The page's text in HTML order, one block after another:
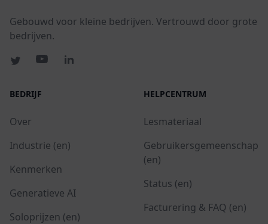
Gebouwd voor kleine bedrijven. Vertrouwd door grote
bedrijven.
BEDRIJF
Over
Industrie (en)
Kenmerken
Generatieve AI
Soloprijzen (en)
HELPCENTRUM
Lesmateriaal
Gebruikersgemeenschap
(en)
Status (en)
Facturering & FAQ (en)